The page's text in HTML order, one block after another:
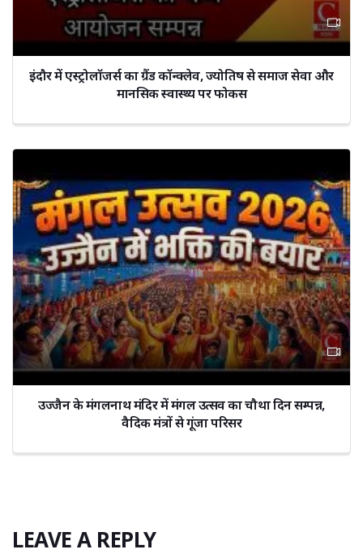
इंदौर में एस्ट्रोलॉजर्स का ग्रैंड कॉन्क्लेव, ज्योतिष से समाज सेवा और
मानसिक स्वास्थ्य पर फोकस
उज्जैन के मंगलनाथ मंदिर में मंगल उत्सव का चौथा दिन सम्पन्न,
वैदिक मंत्रों से गूंजा परिसर
LEAVE A REPLY